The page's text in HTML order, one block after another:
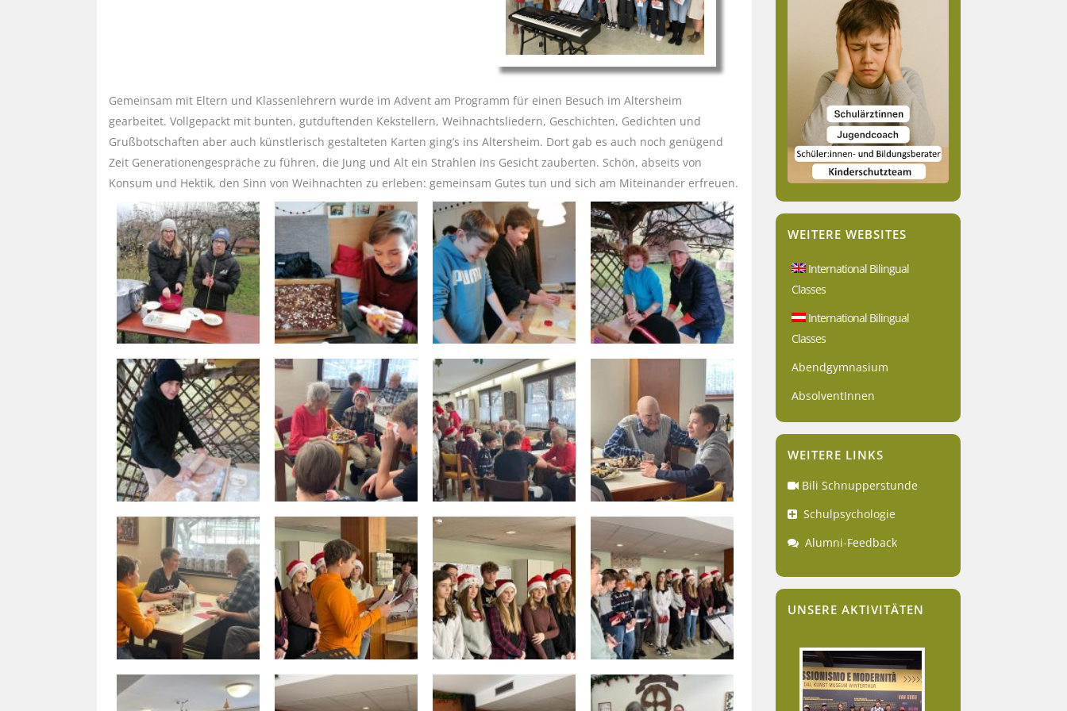
Gemeinsam mit Eltern und Klassenlehrern wurde im Advent am Programm für einen Besuch im Altersheim
gearbeitet. Vollgepackt mit bunten, gutduftenden Kekstellern, Weihnachtsliedern, Geschichten, Gedichten und
Grußbotschaften aber auch künstlerisch gestalteten Karten ging’s ins Altersheim. Dort gab es auch noch genügend
Zeit Generationengespräche zu führen, die Jung und Alt ein Strahlen ins Gesicht zauberten. Schön, abseits von
Konsum und Hektik, den Sinn von Weihnachten zu erleben: gemeinsam Gutes tun und sich am Miteinander erfreuen.
WEITERE WEBSITES
International Bilingual
Classes
International Bilingual
Classes
Abendgymnasium
AbsolventInnen
WEITERE LINKS
Bili Schnupperstunde
Schulpsychologie
Alumni-Feedback
UNSERE AKTIVITÄTEN